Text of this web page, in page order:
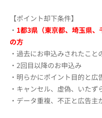
【ポイント却下条件】
・ 1都3県（東京都、埼玉県
の方
・過去にお申込みされたこと
・2回目以降のお申込み
・明らかにポイント目的と広
・キャンセル、虚偽、いたず
・データ重複、不正と広告